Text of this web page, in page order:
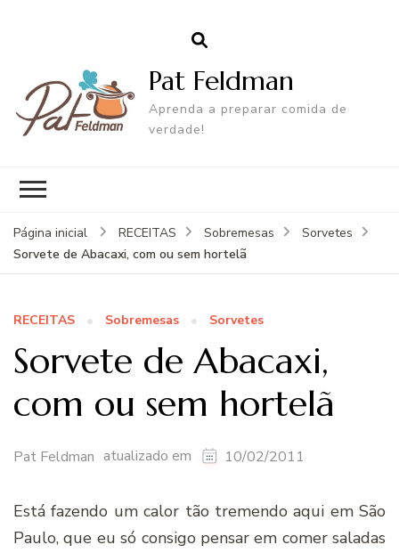
Pat Feldman
Aprenda a preparar comida de
verdade!
Página inicial RECEITAS Sobremesas
Sorvetes
Sorvete de Abacaxi, com ou sem hortelã
RECEITAS Sobremesas Sorvetes
Sorvete de Abacaxi,
com ou sem hortelã
Pat Feldman atualizado em 10/02/2011
Está fazendo um calor tão tremendo aqui em São
Paulo, que eu só consigo pensar em comer saladas